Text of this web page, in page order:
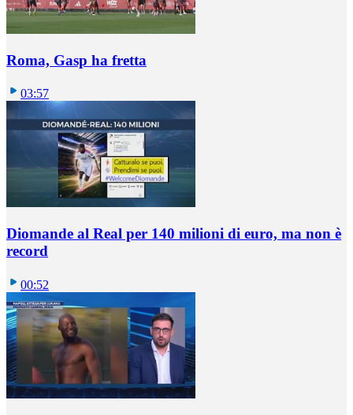
Roma, Gasp ha fretta
03:57
Diomande al Real per 140 milioni di euro, ma non è
record
00:52